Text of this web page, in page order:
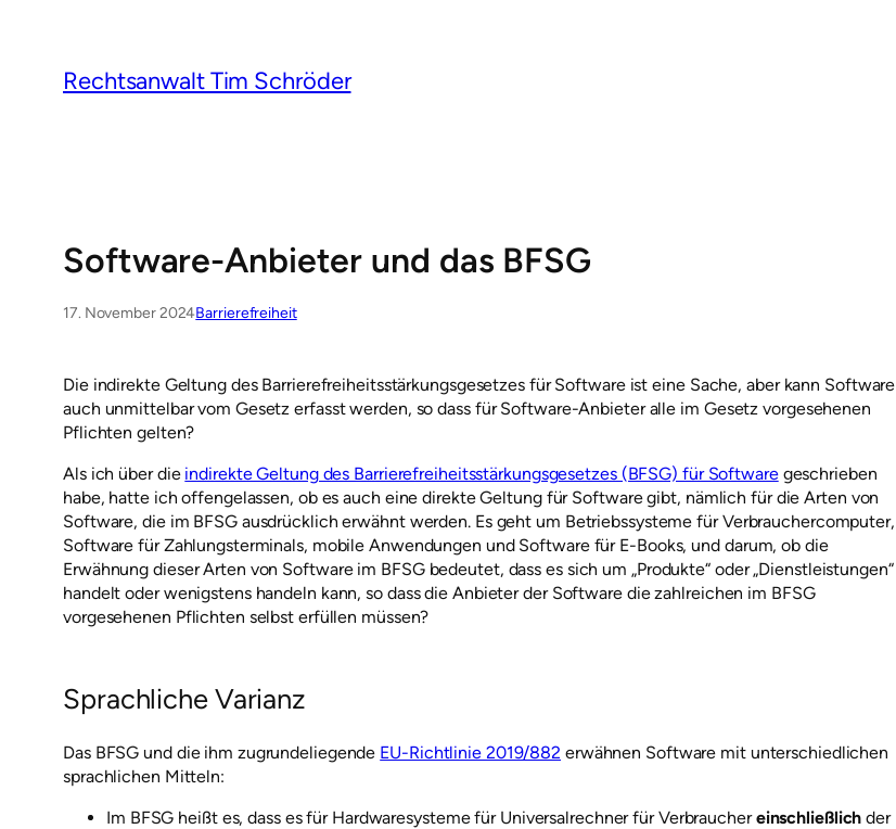
springenRechtsanwalt Tim Schröder
Software-Anbieter und das BFSG
17. November 2024Barrierefreiheit
Die indirekte Geltung des Barrierefreiheitsstärkungsgesetzes für Software ist eine Sache, aber kann Software
auch unmittelbar vom Gesetz erfasst werden, so dass für Software-Anbieter alle im Gesetz vorgesehenen
Pflichten gelten?
Als ich über die indirekte Geltung des Barrierefreiheitsstärkungsgesetzes (BFSG) für Softwaregeschrieben
habe, hatte ich offengelassen, ob es auch eine direkte Geltung für Software gibt, nämlich für die Arten von
Software, die im BFSG ausdrücklich erwähnt werden. Es geht um Betriebssysteme für Verbrauchercomputer,
Software für Zahlungsterminals, mobile Anwendungen und Software für E-Books, und darum, ob die
Erwähnung dieser Arten von Software im BFSG bedeutet, dass es sich um „Produkte“ oder „Dienstleistungen“
handelt oder wenigstens handeln kann, so dass die Anbieter der Software die zahlreichen im BFSG
vorgesehenen Pflichten selbst erfüllen müssen?
Sprachliche Varianz
Das BFSG und die ihm zugrundeliegende EU-Richtlinie 2019/882 erwähnen Software mit unterschiedlichen
sprachlichen Mitteln:
Im BFSG heißt es, dass es für Hardwaresysteme für Universalrechner für Verbrauchereinschließlich der